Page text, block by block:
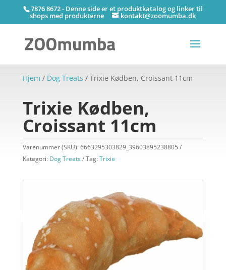
7876 8672 - Denne side er et produktkatalog og linker til
shops med produkterne kontakt@zoomumba.dk
Hjem / Dog Treats / Trixie Kødben, Croissant 11cm
Trixie Kødben,
Croissant 11cm
Varenummer (SKU):6663295303829_39603895238805
Kategori: Dog Treats Tag:Trixie